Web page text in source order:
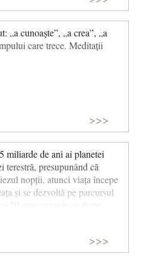
„a cunoaște”, „a crea”, „a
care trece. Meditații
>>>
miliarde de ani ai planetei
terestră, presupunând că
nopții, atunci viața începe
și se dezvoltă pe parcursul
20 apar primele moluște.
dinozaurii, care dispar la ora
5 minute dinaintea miezului
>>>